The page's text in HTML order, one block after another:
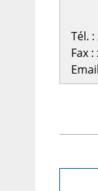
Tél. :
Fax